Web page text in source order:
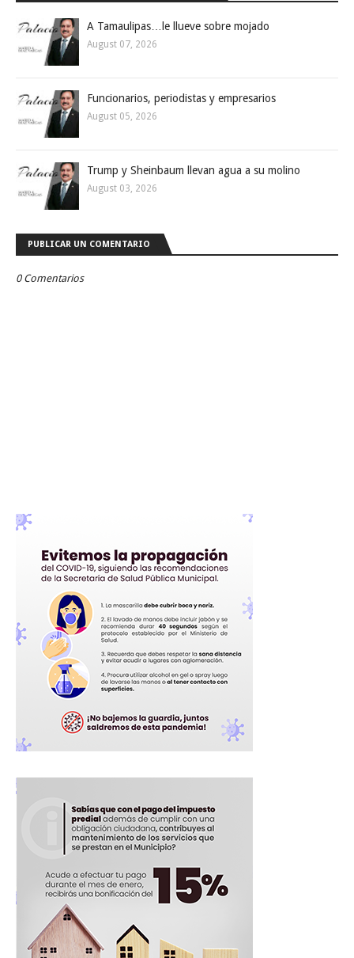
A Tamaulipas…le llueve sobre mojado
August 07, 2026
Funcionarios, periodistas y empresarios
August 05, 2026
Trump y Sheinbaum llevan agua a su molino
August 03, 2026
PUBLICAR UN COMENTARIO
0 Comentarios